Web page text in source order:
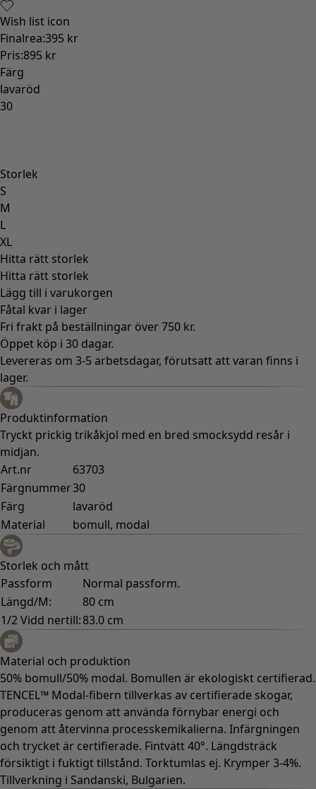
Wish list icon
Finalrea:395 kr
Pris:895 kr
Färg
lavaröd
30
Storlek
S
M
L
XL
Hitta rätt storlek
Hitta rätt storlek
Lägg till i varukorgen
Fåtal kvar i lager
Fri frakt på beställningar över 750 kr.
Öppet köp i 30 dagar.
Levereras om 3-5 arbetsdagar, förutsatt att varan finns i
lager.
Produktinformation
Tryckt prickig trikåkjol med en bred smocksydd resår i
midjan.
Art.nr
63703
Färgnummer30
Färg
lavaröd
Material
bomull, modal
Storlek och mått
Passform
Normal passform.
Längd/M:
80 cm
1/2 Vidd nertill:83.0 cm
Material och produktion
50% bomull/50% modal. Bomullen är ekologiskt certifierad.
TENCEL™ Modal-fibern tillverkas av certifierade skogar,
produceras genom att använda förnybar energi och
genom att återvinna processkemikalierna. Infärgningen
och trycket är certifierade. Fintvätt 40°. Längdsträck
försiktigt i fuktigt tillstånd. Torktumlas ej. Krymper 3-4%.
Tillverkning i Sandanski, Bulgarien.